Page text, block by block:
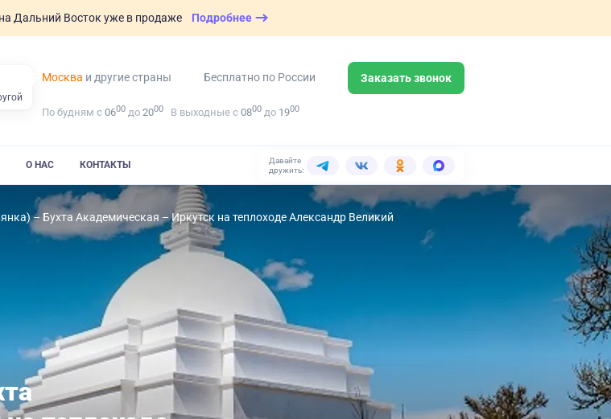
на Дальний Восток уже в продаже Подробнее
Москва и другие страны Бесплатно по России Заказать звонок
По будням с 0600 до 2000 В выходные с 0800 до 1900
О НАС КОНТАКТЫ
Давайте
дружить:
– Бухта Академическая – Иркутск на теплоходе Александр Великий